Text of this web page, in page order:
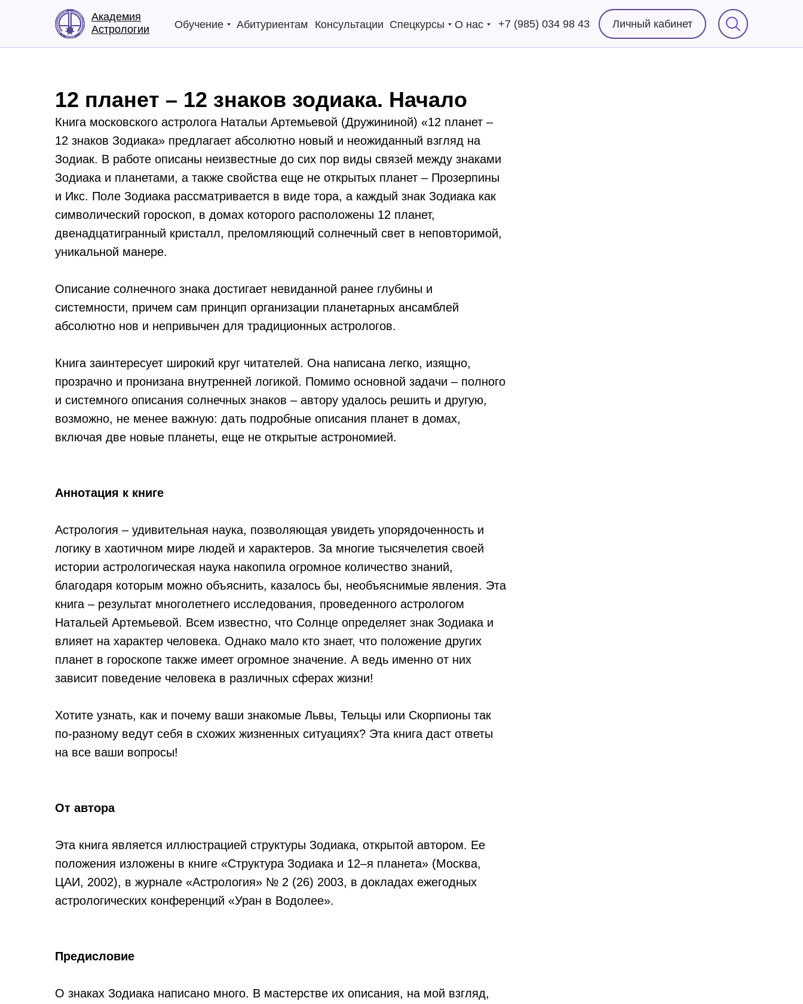
Обучение Спецкурсы О нас +7 (985) 034 98 43 Личный кабинет
Академия
Астрологии
Консультации
Абитуриентам
12 планет – 12 знаков зодиака. Начало
Книга московского астролога Натальи Артемьевой (Дружининой) «12 планет –
12 знаков Зодиака» предлагает абсолютно новый и неожиданный взгляд на
Зодиак. В работе описаны неизвестные до сих пор виды связей между знаками
Зодиака и планетами, а также свойства еще не открытых планет – Прозерпины
и Икс. Поле Зодиака рассматривается в виде тора, а каждый знак Зодиака как
символический гороскоп, в домах которого расположены 12 планет,
двенадцатигранный кристалл, преломляющий солнечный свет в неповторимой,
уникальной манере.
Описание солнечного знака достигает невиданной ранее глубины и
системности, причем сам принцип организации планетарных ансамблей
абсолютно нов и непривычен для традиционных астрологов.
Книга заинтересует широкий круг читателей. Она написана легко, изящно,
прозрачно и пронизана внутренней логикой. Помимо основной задачи – полного
и системного описания солнечных знаков – автору удалось решить и другую,
возможно, не менее важную: дать подробные описания планет в домах,
включая две новые планеты, еще не открытые астрономией.
Аннотация к книге
Астрология – удивительная наука, позволяющая увидеть упорядоченность и
логику в хаотичном мире людей и характеров. За многие тысячелетия своей
истории астрологическая наука накопила огромное количество знаний,
благодаря которым можно объяснить, казалось бы, необъяснимые явления. Эта
книга – результат многолетнего исследования, проведенного астрологом
Натальей Артемьевой. Всем известно, что Солнце определяет знак Зодиака и
влияет на характер человека. Однако мало кто знает, что положение других
планет в гороскопе также имеет огромное значение. А ведь именно от них
зависит поведение человека в различных сферах жизни!
Хотите узнать, как и почему ваши знакомые Львы, Тельцы или Скорпионы так
по-разному ведут себя в схожих жизненных ситуациях? Эта книга даст ответы
на все ваши вопросы!
От автора
Эта книга является иллюстрацией структуры Зодиака, открытой автором. Ее
положения изложены в книге «Структура Зодиака и 12–я планета» (Москва,
ЦАИ, 2002), в журнале «Астрология» № 2 (26) 2003, в докладах ежегодных
астрологических конференций «Уран в Водолее».
Предисловие
О знаках Зодиака написано много. В мастерстве их описания, на мой взгляд,